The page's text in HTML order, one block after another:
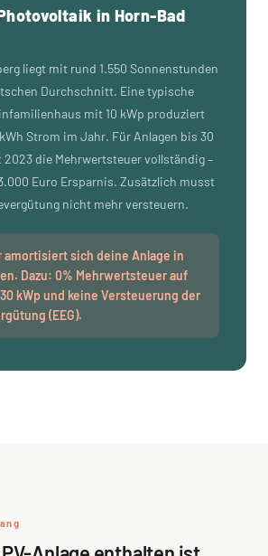
in Horn-Bad
liegt mit rund 1.550 Sonnenstunden
Durchschnitt. Eine typische
mit 10 kWp produziert
Strom im Jahr. Für Anlagen bis 30
die Mehrwertsteuer vollständig –
Euro Ersparnis. Zusätzlich musst
nicht mehr versteuern.
amortisiert sich deine Anlage in
Dazu: 0% Mehrwertsteuer auf
kWp und keine Versteuerung der
(EEG).